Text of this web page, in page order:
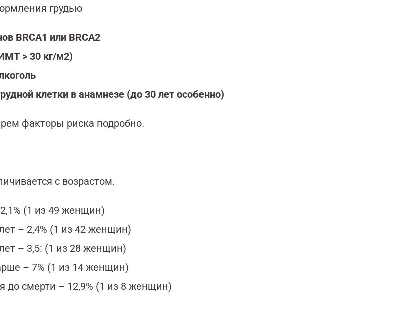
грудью
BRCA1 или BRCA2
> 30 кг/м2)
клетки в анамнезе (до 30 лет особенно)
факторы риска подробно.
с возрастом.
(1 из 49 женщин)
– 2,4% (1 из 42 женщин)
– 3,5: (1 из 28 женщин)
– 7% (1 из 14 женщин)
до смерти – 12,9% (1 из 8 женщин)